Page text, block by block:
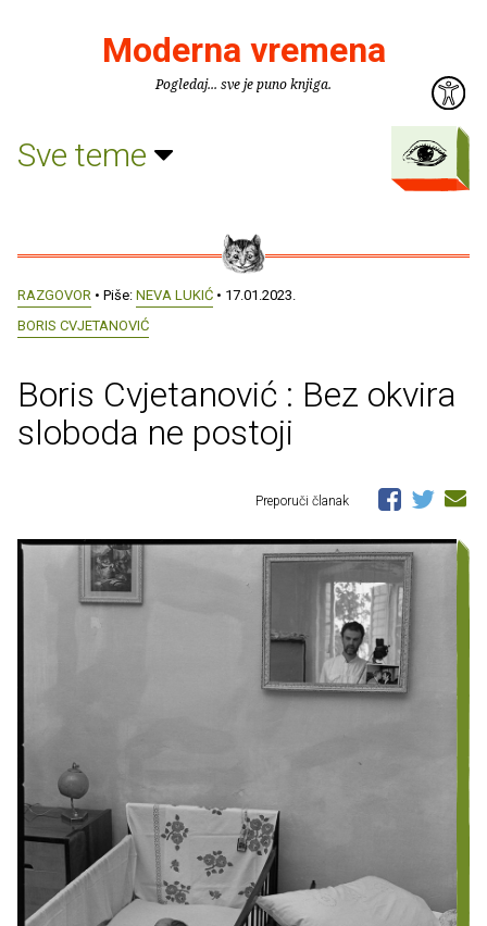
Moderna vremena
Pogledaj... sve je puno knjiga.
Sve teme
RAZGOVOR • Piše: NEVA LUKIĆ • 17.01.2023.
BORIS CVJETANOVIĆ
Boris Cvjetanović : Bez okvira
sloboda ne postoji
Preporuči članak